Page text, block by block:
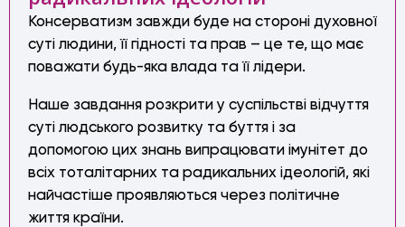
Консерватизм завжди буде на стороні духовної
суті людини, її гідності та прав – це те, що має
поважати будь-яка влада та її лідери.
Наше завдання розкрити у суспільстві відчуття
суті людського розвитку та буття і за
допомогою цих знань випрацювати імунітет до
всіх тоталітарних та радикальних ідеологій, які
найчастіше проявляються через політичне
життя країни.